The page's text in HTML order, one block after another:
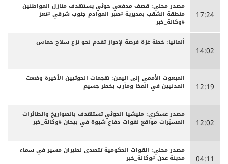
17:24
مصدر محلي: قصف مدفعي حوثي يستهدف منازل المواطنين
منطقة الشقب بمديرية #صبر الموادم جنوب شرقي #تعز
#وكالة_خبر
14:02
ألمانيا: خطة غزة فرصة لإحراز تقدم نحو نزع سلاح حماس
12:19
المبعوث الأممي إلى اليمن: هجمات الحوثيين الأخيرة وضعت
المدنيين في المخا ومأرب بخطر جسيم
12:02
مصدر عسكري: مليشيا الحوثي تستهدف بالصواريخ والطائرات
المسيّرات مواقع لقوات دفاع شبوة في بيحان #وكالة_خبر
04:11
مصدر محلي: القوات الحكومية تتصدى لطيران مسير في سماء
مدينة عدن #وكالة_خبر